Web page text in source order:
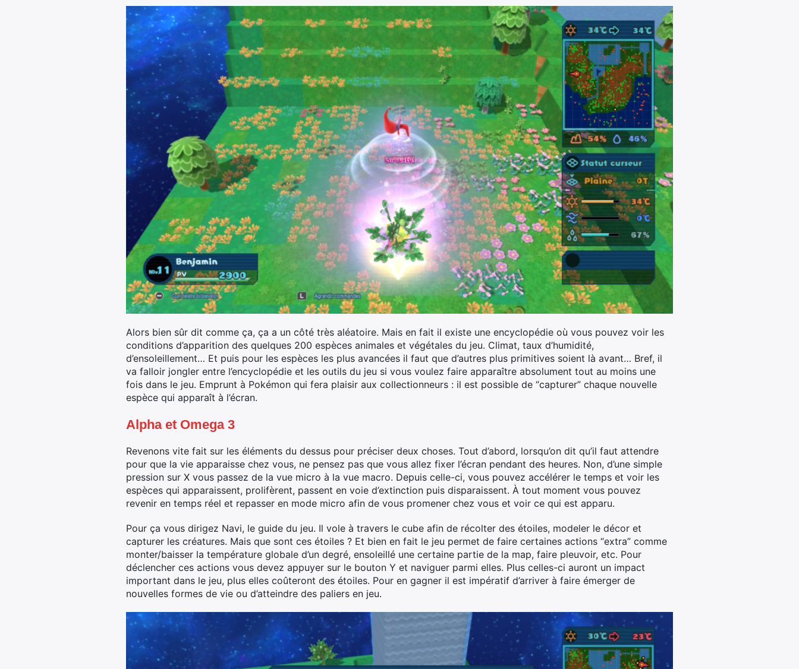
Alors bien sûr dit comme ça, ça a un côté très aléatoire. Mais en fait il existe une encyclopédie où vous pouvez voir les
conditions d’apparition des quelques 200 espèces animales et végétales du jeu. Climat, taux d’humidité,
d’ensoleillement… Et puis pour les espèces les plus avancées il faut que d’autres plus primitives soient là avant… Bref, il
va falloir jongler entre l’encyclopédie et les outils du jeu si vous voulez faire apparaître absolument tout au moins une
fois dans le jeu. Emprunt à Pokémon qui fera plaisir aux collectionneurs : il est possible de “capturer” chaque nouvelle
espèce qui apparaît à l’écran.
Alpha et Omega 3
Revenons vite fait sur les éléments du dessus pour préciser deux choses. Tout d’abord, lorsqu’on dit qu’il faut attendre
pour que la vie apparaisse chez vous, ne pensez pas que vous allez fixer l’écran pendant des heures. Non, d’une simple
pression sur X vous passez de la vue micro à la vue macro. Depuis celle-ci, vous pouvez accélérer le temps et voir les
espèces qui apparaissent, prolifèrent, passent en voie d’extinction puis disparaissent. À tout moment vous pouvez
revenir en temps réel et repasser en mode micro afin de vous promener chez vous et voir ce qui est apparu.
Pour ça vous dirigez Navi, le guide du jeu. Il vole à travers le cube afin de récolter des étoiles, modeler le décor et
capturer les créatures. Mais que sont ces étoiles ? Et bien en fait le jeu permet de faire certaines actions “extra” comme
monter/baisser la température globale d’un degré, ensoleillé une certaine partie de la map, faire pleuvoir, etc. Pour
déclencher ces actions vous devez appuyer sur le bouton Y et naviguer parmi elles. Plus celles-ci auront un impact
important dans le jeu, plus elles coûteront des étoiles. Pour en gagner il est impératif d’arriver à faire émerger de
nouvelles formes de vie ou d’atteindre des paliers en jeu.